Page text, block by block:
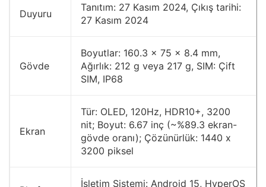
Duyuru
Tanıtım: 27 Kasım 2024, Çıkış tarihi:
27 Kasım 2024
Gövde
Boyutlar: 160.3 x 75 x 8.4 mm,
Ağırlık: 212 g veya 217 g, SIM: Çift
SIM, IP68
Ekran
Tür: OLED, 120Hz, HDR10+, 3200
nit; Boyut: 6.67 inç (~%89.3 ekran-
gövde oranı); Çözünürlük: 1440 x
3200 piksel
İşletim Sistemi: Android 15, HyperOS